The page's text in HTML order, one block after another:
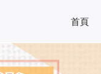
首頁